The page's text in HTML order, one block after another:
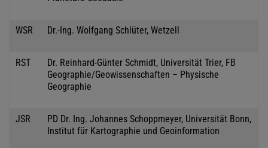
WSR Dr.-Ing. Wolfgang Schlüter, Wetzell
RST
Dr. Reinhard-Günter Schmidt, Universität Trier, FB
Geographie/Geowissenschaften – Physische
Geographie
JSR
PD Dr. Ing. Johannes Schoppmeyer, Universität Bonn,
Institut für Kartographie und Geoinformation